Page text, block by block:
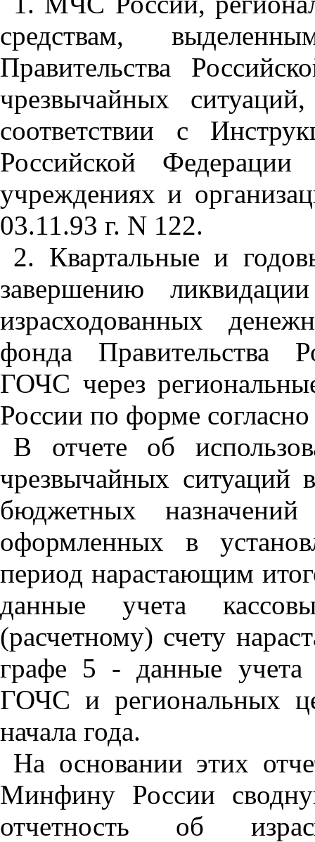
средствам,
Правительства
чрезвычайных
соответствии с
Российской
учреждениях и
03.11.93 г. N 122.
2. Квартальные и
завершению
израсходованных
фонда Правительства
ГОЧС через
России по форме
В отчете об
чрезвычайных ситуаций
бюджетных
оформленных в
период нарастающим
данные учета
(расчетному) счету
графе 5 - данные учета
ГОЧС и региональных
начала года.
На основании этих
Минфину России
отчетность об